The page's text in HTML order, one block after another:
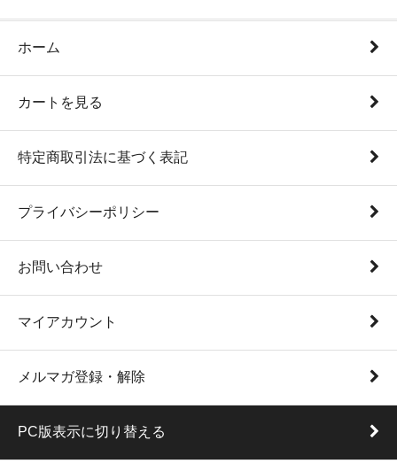
ホーム
カートを見る
特定商取引法に基づく表記
プライバシーポリシー
お問い合わせ
マイアカウント
メルマガ登録・解除
PC版表示に切り替える